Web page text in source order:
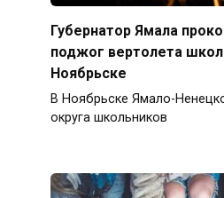
Губернатор Ямала
поджог вертолета
Ноябрьске
В Ноябрьске Ямало-
округа школьников